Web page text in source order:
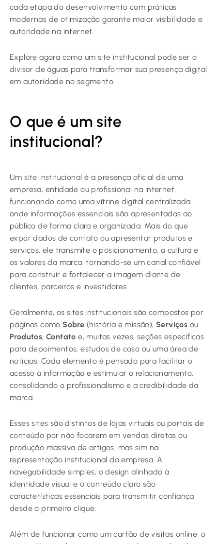
cada etapa do desenvolvimento com práticas
modernas de otimização garante maior visibilidade e
autoridade na internet.
Explore agora como um site institucional pode ser o
divisor de águas para transformar sua presença digital
em autoridade no segmento.
O que é um site
institucional?
Um site institucional é a presença oficial de uma
empresa, entidade ou profissional na internet,
funcionando como uma vitrine digital centralizada
onde informações essenciais são apresentadas ao
público de forma clara e organizada. Mais do que
expor dados de contato ou apresentar produtos e
serviços, ele transmite o posicionamento, a cultura e
os valores da marca, tornando-se um canal confiável
para construir e fortalecer a imagem diante de
clientes, parceiros e investidores.
Geralmente, os sites institucionais são compostos por
páginas como Sobre (história e missão), Serviços ou
Produtos,Contato e, muitas vezes, seções específicas
para depoimentos, estudos de caso ou uma área de
notícias. Cada elemento é pensado para facilitar o
acesso à informação e estimular o relacionamento,
consolidando o profissionalismo e a credibilidade da
marca.
Esses sites são distintos de lojas virtuais ou portais de
conteúdo por não focarem em vendas diretas ou
produção massiva de artigos, mas sim na
representação institucional da empresa. A
navegabilidade simples, o design alinhado à
identidade visual e o conteúdo claro são
características essenciais para transmitir confiança
desde o primeiro clique.
Além de funcionar como um cartão de visitas online, o